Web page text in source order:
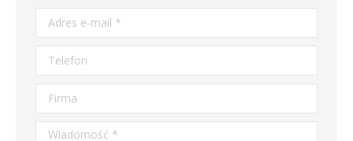
Adres e-mail *
Telefon
Firma
Wiadomość *